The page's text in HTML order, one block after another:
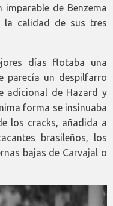
de Benzema
calidad de sus tres
días flotaba una
parecía un despilfarro
adicional de Hazard y
forma se insinuaba
los cracks, añadida a
brasileños, los
bajas de Carvajal o